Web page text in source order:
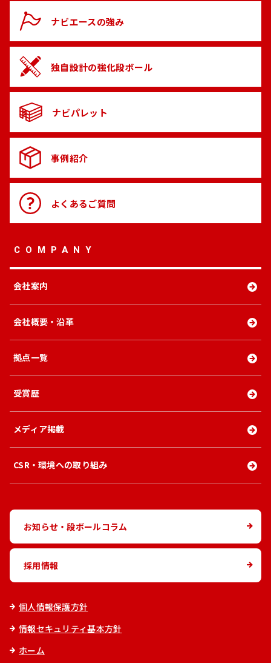
個人情報保護方針
情報セキュリティ基本方針
ホーム
ナビエースの強み
独自設計の強化段ボール
ナビパレット
事例紹介
よくあるご質問
COMPANY
会社案内
会社概要・沿革
拠点一覧
受賞歴
メディア掲載
CSR・環境への取り組み
お知らせ・段ボールコラム
採用情報